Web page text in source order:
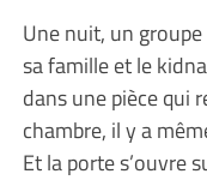
Une nuit, un
sa famille et le
dans une pièce qui
chambre, il y a
Et la porte s’ouvre